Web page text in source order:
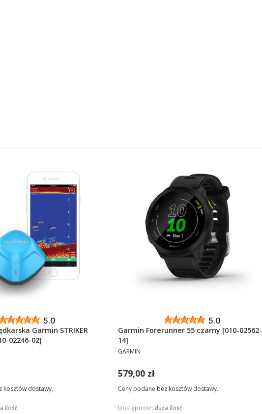
5.0
Garmin STRIKER
02246-02]
kosztów dostawy.
ilość
5.0
Garmin Forerunner 55 czarny [010-02562-
14]
PRODUCENT
GARMIN
Cena
579,00 zł
Ceny podane bez kosztów dostawy.
Dostępność: duża ilość